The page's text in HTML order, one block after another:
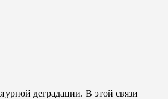
деградации. В этой связи